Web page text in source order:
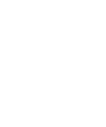
gratuite. Bar si snack bar
pe plaja, fitness,
spa